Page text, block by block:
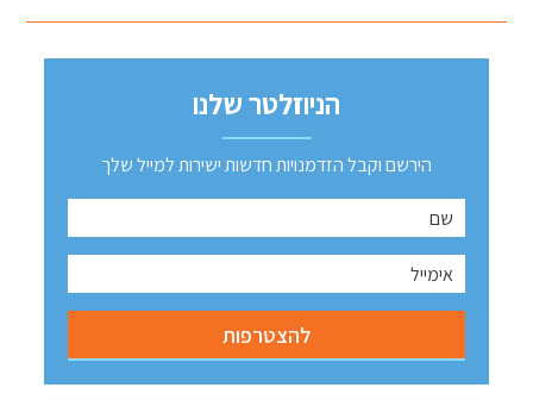
הניוזלטר שלנו
הירשם וקבל הזדמנויות חדשות ישירות למייל שלך